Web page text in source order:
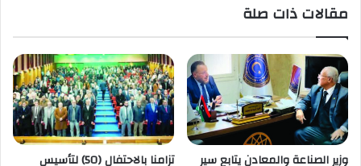
مقالات ذات صلة
وزير الصناعة والمعادن يتابع سير تزامنا بالاحتفال (50) لتأسيس